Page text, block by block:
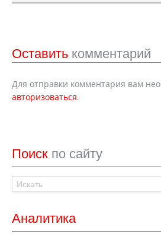
Оставить комментарий
Для отправки комментария вам
авторизоваться.
Поиск по сайту
Аналитика